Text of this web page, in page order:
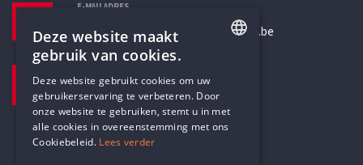
E-MAILADRES
secretariaat@humanistischverbond.be
Pottenbrug 4
Antwerpen, 2000
DUTCH
Deze website maakt
gebruik van cookies.
Deze website gebruikt cookies om uw
gebruikerservaring te verbeteren. Door
onze website te gebruiken, stemt u in met
alle cookies in overeenstemming met ons
Cookiebeleid. Lees verder